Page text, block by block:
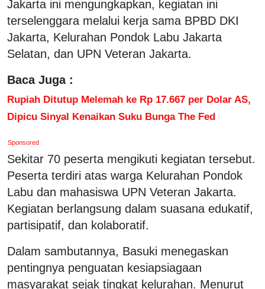
Jakarta ini mengungkapkan, kegiatan ini
terselenggara melalui kerja sama BPBD DKI
Jakarta, Kelurahan Pondok Labu Jakarta
Selatan, dan UPN Veteran Jakarta.
Baca Juga :
Rupiah Ditutup Melemah ke Rp 17.667 per Dolar AS,
Dipicu Sinyal Kenaikan Suku Bunga The Fed
Sponsored
Sekitar 70 peserta mengikuti kegiatan tersebut.
Peserta terdiri atas warga Kelurahan Pondok
Labu dan mahasiswa UPN Veteran Jakarta.
Kegiatan berlangsung dalam suasana edukatif,
partisipatif, dan kolaboratif.
Dalam sambutannya, Basuki menegaskan
pentingnya penguatan kesiapsiagaan
masyarakat sejak tingkat kelurahan. Menurut